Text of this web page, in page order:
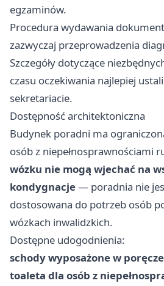
egzaminów.
Procedura wydawania
zazwyczaj przeprowadzenia
Szczegóły dotyczące
czasu oczekiwania najlepiej
sekretariacie.
Dostępność architektoniczna
Budynek poradni ma
osób z niepełnosprawnościami
wózku nie mogą wjechać na
kondygnacje— poradnia nie
dostosowana do potrzeb osób
wózkach inwalidzkich.
Dostępne udogodnienia:
schody wyposażone w poręcze
toaleta dla osób z